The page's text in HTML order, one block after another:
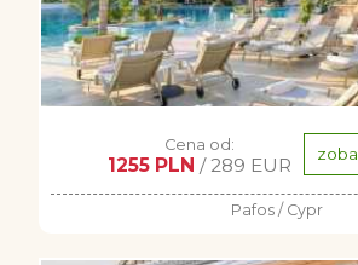
Cena od:
1255 PLN / 289 EUR
Pafos / Cypr